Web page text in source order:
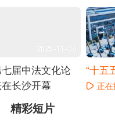
2025-11-04
届中法文化论
长沙开幕
正在播放
“十五
福出正在
精彩短片